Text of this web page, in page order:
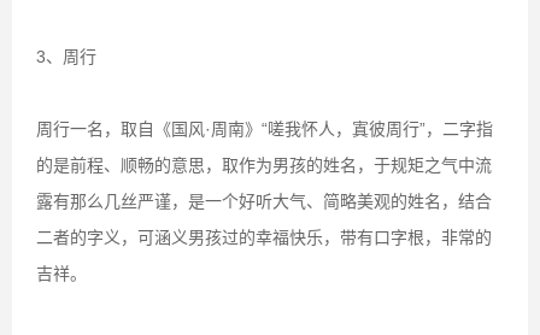
3、周行
周行一名，取自《国风·周南》“嗟我怀人，寘彼周行”，二字指
的是前程、顺畅的意思，取作为男孩的姓名，于规矩之气中流
露有那么几丝严谨，是一个好听大气、简略美观的姓名，结合
二者的字义，可涵义男孩过的幸福快乐，带有口字根，非常的
吉祥。